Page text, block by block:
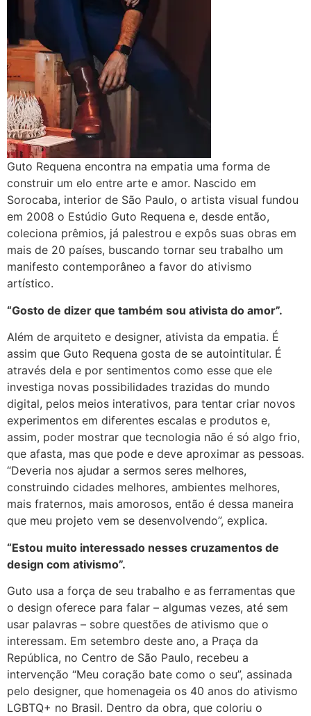
Guto Requena encontra na empatia uma forma de
construir um elo entre arte e amor. Nascido em
Sorocaba, interior de São Paulo, o artista visual fundou
em 2008 o Estúdio Guto Requena e, desde então,
coleciona prêmios, já palestrou e expôs suas obras em
mais de 20 países, buscando tornar seu trabalho um
manifesto contemporâneo a favor do ativismo
artístico.
“Gosto de dizer que também sou ativista do amor”.
Além de arquiteto e designer, ativista da empatia. É
assim que Guto Requena gosta de se autointitular. É
através dela e por sentimentos como esse que ele
investiga novas possibilidades trazidas do mundo
digital, pelos meios interativos, para tentar criar novos
experimentos em diferentes escalas e produtos e,
assim, poder mostrar que tecnologia não é só algo frio,
que afasta, mas que pode e deve aproximar as pessoas.
“Deveria nos ajudar a sermos seres melhores,
construindo cidades melhores, ambientes melhores,
mais fraternos, mais amorosos, então é dessa maneira
que meu projeto vem se desenvolvendo”, explica.
“Estou muito interessado nesses cruzamentos de
design com ativismo”.
Guto usa a força de seu trabalho e as ferramentas que
o design oferece para falar – algumas vezes, até sem
usar palavras – sobre questões de ativismo que o
interessam. Em setembro deste ano, a Praça da
República, no Centro de São Paulo, recebeu a
intervenção “Meu coração bate como o seu”, assinada
pelo designer, que homenageia os 40 anos do ativismo
LGBTQ+ no Brasil. Dentro da obra, que coloriu o